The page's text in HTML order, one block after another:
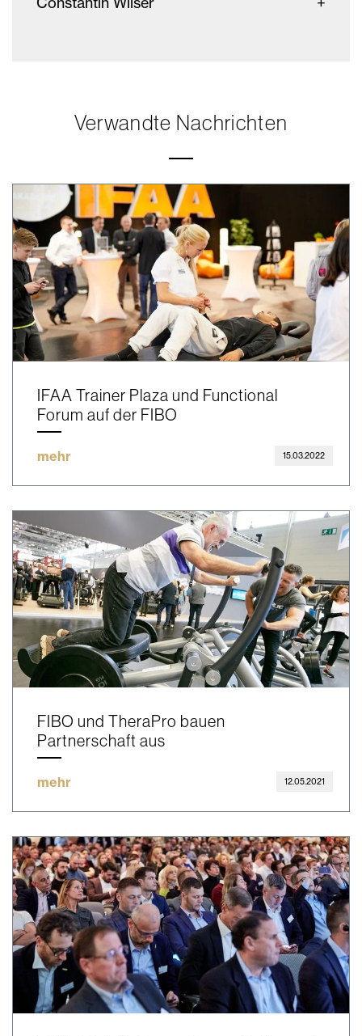
Verwandte Nachrichten
IFAA Trainer Plaza und Functional
Forum auf der FIBO
mehr 15.03.2022
FIBO und TheraPro bauen
Partnerschaft aus
mehr 12.05.2021